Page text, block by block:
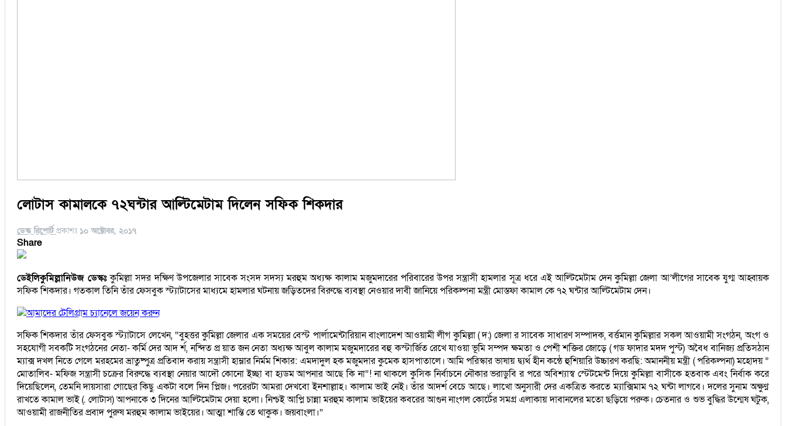
লোটাস কামালকে ৭২ঘন্টার আল্টিমেটাম দিলেন সফিক শিকদার
ডেস্ক রিপোর্ট প্রকাশঃ ১০ অক্টোবর, ২০১৭
Share
ডেইলিকুমিল্লানিউজ ডেস্কঃকুমিল্লা সদর দক্ষিণ উপজেলার সাবেক সংসদ সদস্য মরহুম অধ্যক্ষ কালাম মজুমদারের পরিবারের উপর সন্ত্রাসী হামলার সূত্র ধরে এই আল্টিমেটাম দেন কুমিল্লা জেলা আ’লীগের সাবেক যুগ্ম আহ্বায়ক
সফিক শিকদার। গতকাল তিনি তাঁর ফেসবুক স্ট্যাটাসের মাধ্যমে হামলার ঘটনায় জড়িতদের বিরুদ্ধে ব্যবস্থা নেওয়ার দাবী জানিয়ে পরিকল্পনা মন্ত্রী মোস্তফা কামাল কে ৭২ ঘন্টার আল্টিমেটাম দেন।
আমাদের টেলিগ্রাম চ্যানেলে জয়েন করুন
সফিক শিকদার তাঁর ফেসবুক স্ট্যাটাসে লেখেন, “বুহত্তর কুমিল্লা জেলার এক সময়ের বেস্ট পার্লামেন্টারিয়ান বাংলাদেশ আওয়ামী লীগ কুমিল্লা ( দ:) জেলা র সাবেক সাধারণ সম্পাদক, বর্ত্তমান কুমিল্লার সকল আওয়ামী সংগঠন, অংগ ও
সহযোগী সবকটি সংগঠনের নেতা- কর্মি দের আদ র্শ, নন্দিত প্র য়াত জন নেতা অধ্যক্ষ আবুল কালাম মজুমদারের বহু কস্টার্জিত রেখে যাওয়া ভূমি সম্পদ ক্ষমতা ও পেশী শক্তির জোড়ে ( গড ফাদার মদদ পুস্ট) অবৈধ বানিজ্য প্রতিসঠান
ম্যাক্স দখল নিতে গেলে মরহমের ভ্রাতুষ্পুত্র প্রতিবাদ করায়সন্ত্রাসী হাম্লার নির্মম শিকার: এমদাদুল হক মজুমদার কুমেক হাসপাতালে।আমি পরিস্কার ভাষায় দ্ব্যর্থ হীন কন্ঠে হুশিয়ারি উচ্চারণ করছি: অমাননীয় মন্ত্রী ( পরিকল্পনা) মহোদয় ”
মোতালিব- মফিজ সন্ত্রাসী চক্রের বিরুদ্ধে ব্যবস্থা নেয়ার আদৌ কোনো ইচ্ছা বা হ্যডম আপনার আছে কি না”! না থাকলে কুসিক নির্বাচনে নৌকার ভরাডুবি র পরে অবিশ্যাস্ব স্টেটমেন্ট দিয়ে কুমিল্লা বাসীকে হতবাক এবং নির্বাক করে
দিয়েছিলেন, তেমনি দায়সারা গোছের কিছু একটা বলে দিন প্লিজ। পরেরটা আমরা দেখবো ইনশাল্লাহ। কালাম ভাই নেই। তাঁর আদর্শ বেচে আছে। লাখো অনুসারী দের একত্রিত করতে ম্যাক্সিমাম ৭২ ঘন্টা লাগবে। দলের সুনাম অক্ষুণ্ণ
রাখতে কামাল ভাই (. লোটাস) আপনাকে ৩ দিনের আল্টিমেটাম দেয়া হলো। নিশ্চই আপ্নি চান্না মরহুম কালাম ভাইয়ের কবরের আগুন নাংগল কোর্টের সমগ্র এলাকায় দাবানলের মতো ছড়িয়ে পরুক। চেতনার ও শুভ বুদ্ধির উন্মেষ ঘটুক,
আওয়ামী রাজনীতির প্রবাদ পুরুষ মরহুম কালাম ভাইয়ের। আত্মা শান্তি তে থাকুক। জয়বাংলা।”